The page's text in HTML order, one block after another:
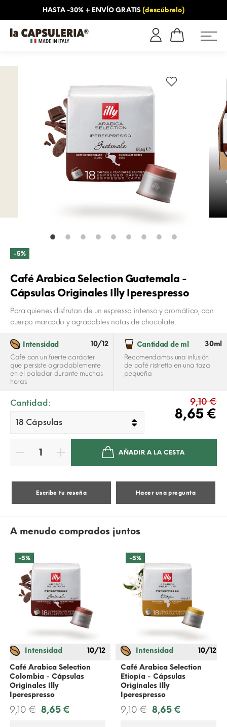
HASTA -30% + ENVÍO GRATIS (descúbrelo)
-5%
Café Arabica Selection Guatemala -
Cápsulas Originales Illy Iperespresso
Para quienes disfrutan de un espresso intenso y aromático, con
cuerpo marcado y agradables notas de chocolate.
Intensidad 10/12
Café con un fuerte carácter
que persiste agradablemente
en el paladar durante muchas
horas
Cantidad de ml 30ml
Recomendamos una infusión
de café ristretto en una taza
pequeña
9,10 €
8,65 €
Cantidad:
AÑADIR A LA CESTA
Escribe tu reseña Hacer una pregunta
A menudo comprados juntos
-5%
Intensidad
10/12
Café Arabica Selection
Colombia - Cápsulas
Originales Illy
Iperespresso
9,10 € 8,65 €
-5%
Intensidad
10/12
Café Arabica Selection
Etiopía - Cápsulas
Originales Illy
Iperespresso
9,10 € 8,65 €